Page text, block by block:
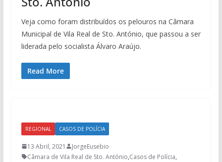
Veja como foram distribuídos os pelouros na Câmara
Municipal de Vila Real de Sto. António, que passou a ser
liderada pelo socialista Álvaro Araújo.
Read More
REGIONAL CASOS DE POLÍCIA
13 Abril, 2021
JorgeEusebio
Câmara de Vila Real de Sto. António,Casos de Polícia,